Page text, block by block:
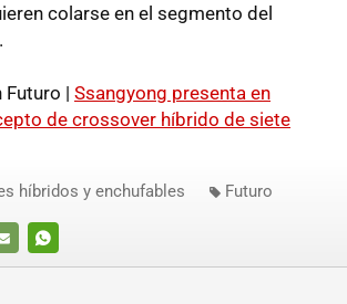
colarse en el segmento del
| Ssangyong presenta en
de crossover híbrido de siete
WHATSAPP
híbridos y enchufables Futuro